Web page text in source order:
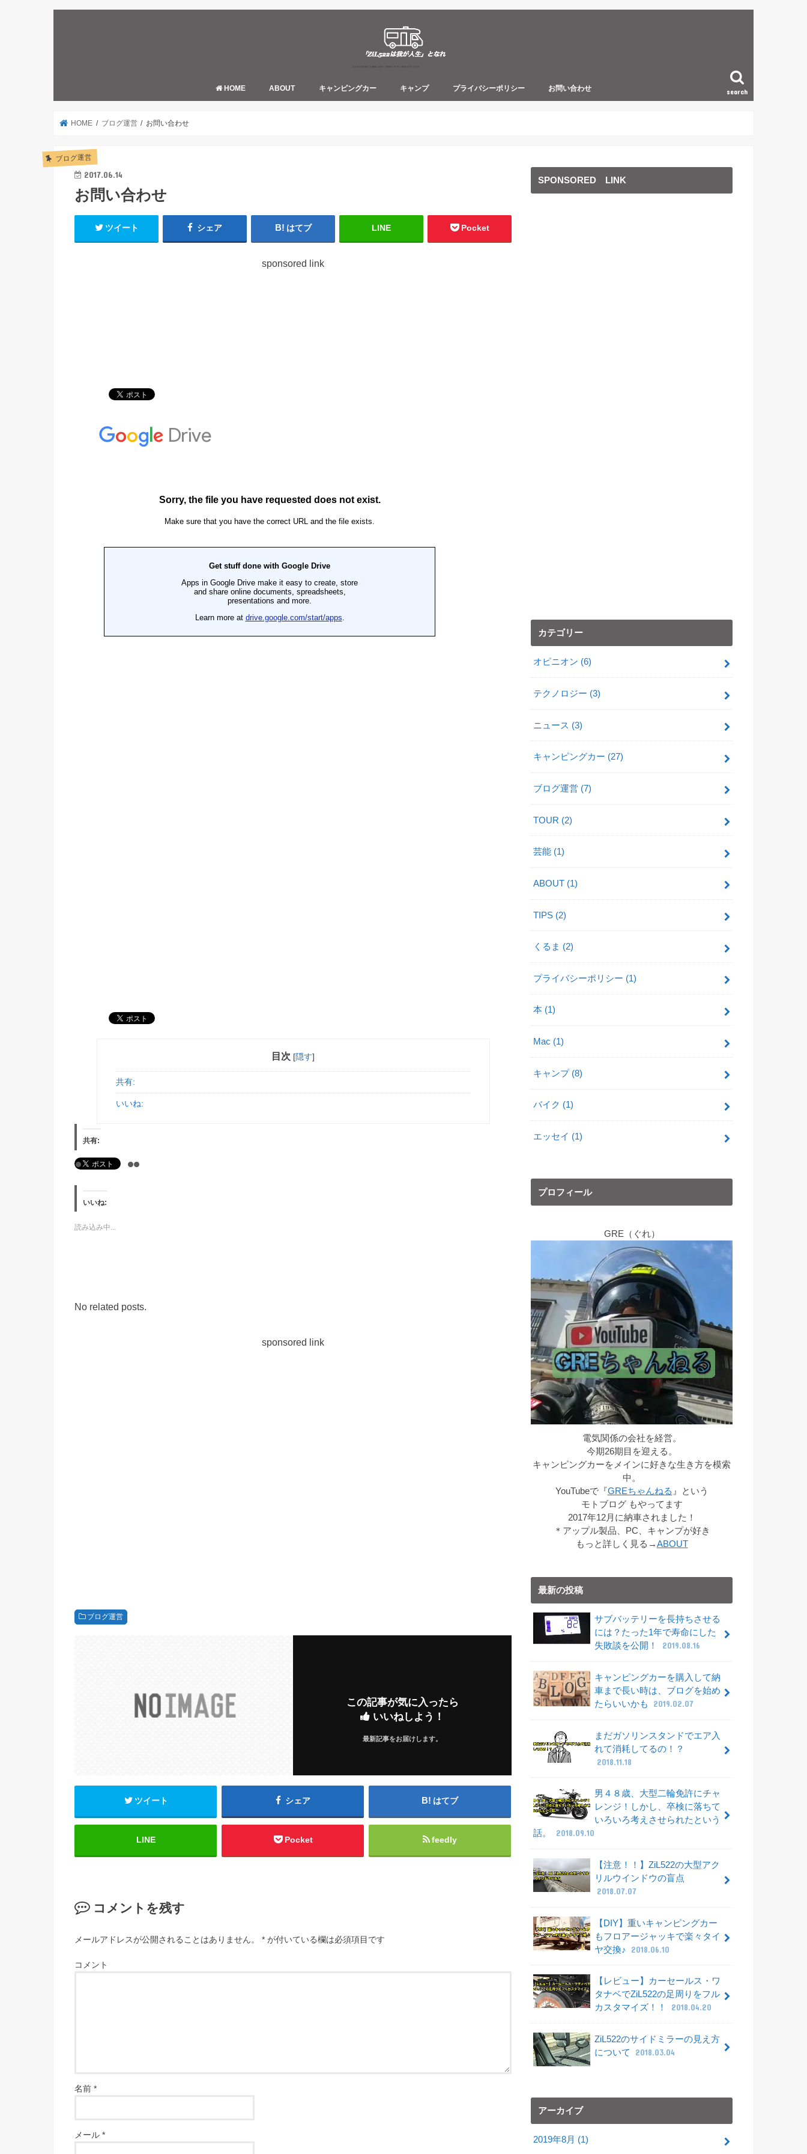
search
HOME ABOUT キャンピングカー キャンプ プライバシーポリシー お問い合わせ
HOME ブログ運営 お問い合わせ
ブログ運営
2017.06.14
お問い合わせ
ツイート シェア はてブ LINE Pocket
sponsored link
目次 [隠す]
共有:
いいね:
共有:
いいね:
読み込み中...
No related posts.
sponsored link
ブログ運営
この記事が気に入ったら
いいねしよう！
最新記事をお届けします。
ツイート シェア はてブ
LINE Pocket feedly
コメントを残す
メールアドレスが公開されることはありません。 * が付いている欄は必須項目です
コメント
名前 *
メール *
SPONSORED LINK
カテゴリー
オピニオン (6)
テクノロジー (3)
ニュース (3)
キャンピングカー (27)
ブログ運営 (7)
TOUR (2)
芸能 (1)
ABOUT (1)
TIPS (2)
くるま (2)
プライバシーポリシー (1)
本 (1)
Mac (1)
キャンプ (8)
バイク (1)
エッセイ (1)
プロフィール
GRE（ぐれ）
電気関係の会社を経営。
今期26期目を迎える。
キャンピングカーをメインに好きな生き方を模索
中。
YouTubeで『GREちゃんねる 』という
モトブログ もやってます
2017年12月に納車されました！
＊アップル製品、PC、キャンプが好き
もっと詳しく見る→ABOUT
最新の投稿
サブバッテリーを長持ちさせる
には？たった1年で寿命にした
失敗談を公開！
2019.08.16
キャンピングカーを購入して納
車まで長い時は、ブログを始め
たらいいかも
2019.02.07
まだガソリンスタンドでエア入
れて消耗してるの！？
2018.11.18
男４８歳、大型二輪免許にチャ
レンジ！しかし、卒検に落ちて
いろいろ考えさせられたという
話。
2018.09.10
【注意！！】ZiL522の大型アク
リルウインドウの盲点
2018.07.07
【DIY】重いキャンピングカー
もフロアージャッキで楽々タイ
ヤ交換♪
2018.06.10
【レビュー】カーセールス・ワ
タナベでZiL522の足周りをフル
カスタマイズ！！
2018.04.20
ZiL522のサイドミラーの見え方
について
2018.03.04
アーカイブ
2019年8月 (1)